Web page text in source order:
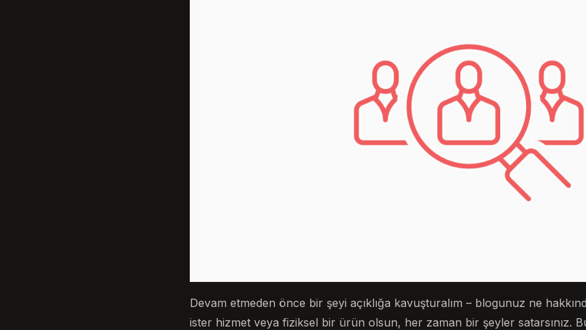
Devam etmeden önce bir şeyi açıklığa kavuşturalım – blogunuz ne
ister hizmet veya fiziksel bir ürün olsun, her zaman bir şeyler satarsınız.